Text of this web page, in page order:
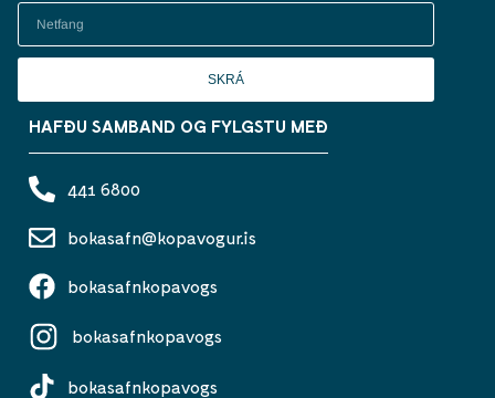
SKRÁ
HAFÐU SAMBAND OG FYLGSTU MEÐ
441 6800
bokasafn@kopavogur.is
bokasafnkopavogs
bokasafnkopavogs
bokasafnkopavogs